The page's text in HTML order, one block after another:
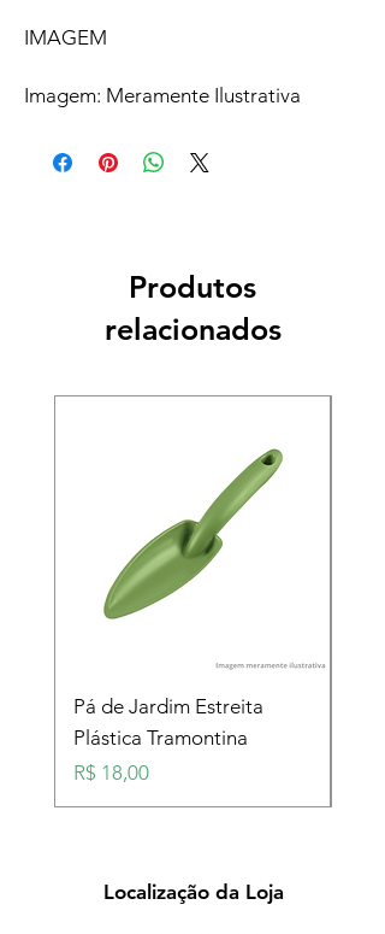
IMAGEM
Imagem: Meramente Ilustrativa
Produtos
relacionados
Pá de Jardim Estreita
Plástica Tramontina
Preço
R$ 18,00
Localização da Loja